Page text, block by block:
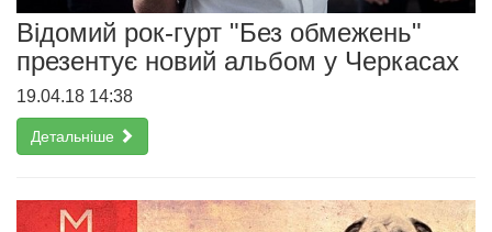
Відомий рок-гурт "Без обмежень"
презентує новий альбом у Черкасах
19.04.18 14:38
Детальніше